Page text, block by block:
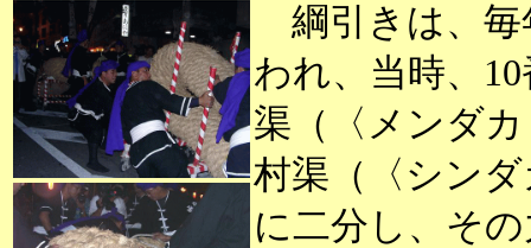
綱引きは、毎
われ、当時、
渠（〈メンダ
村渠（〈シン
に二分し、そ